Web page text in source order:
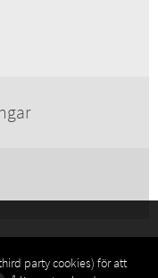
party cookies) för att